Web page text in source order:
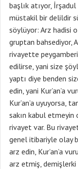
başlık atıyor,
müstakil bir delildir
söylüyor: Arz hadisi
gruptan bahsediyor,
rivayette
edilirse, yani size
yaptı diye benden
edin, yani Kur’an’a
Kur’an’a uyuyorsa,
sakın kabul etmeyin
rivayet var. Bu
genel itibariyle olay
arz edin, Kur’an’a
arz etmiş, demişlerki